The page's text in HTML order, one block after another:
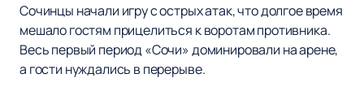
Сочинцы начали игру с острых атак, что долгое время
мешало гостям прицелиться к воротам противника.
Весь первый период «Сочи» доминировали на арене,
а гости нуждались в перерыве.